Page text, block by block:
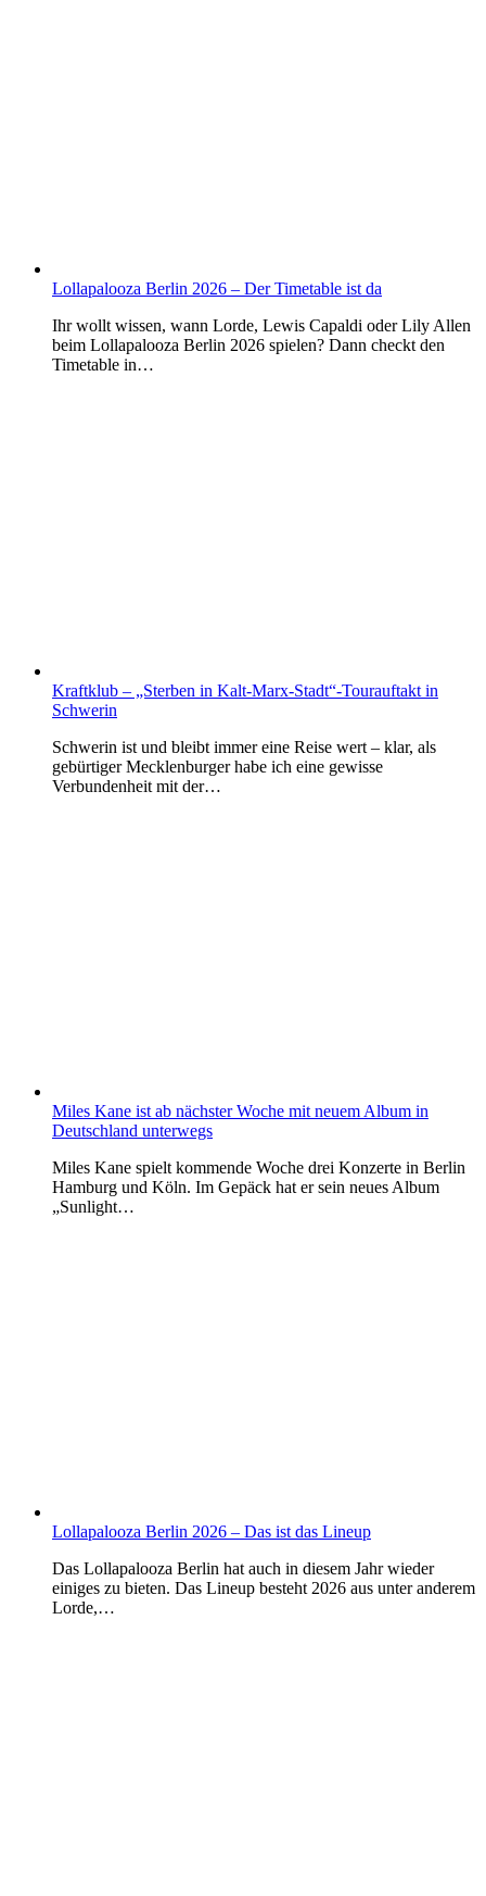
Lollapalooza Berlin 2026 – Der Timetable ist da
Ihr wollt wissen, wann Lorde, Lewis Capaldi oder Lily Allen
beim Lollapalooza Berlin 2026 spielen? Dann checkt den
Timetable in…
Kraftklub – „Sterben in Kalt-Marx-Stadt“-Tourauftakt in
Schwerin
Schwerin ist und bleibt immer eine Reise wert – klar, als
gebürtiger Mecklenburger habe ich eine gewisse
Verbundenheit mit der…
Miles Kane ist ab nächster Woche mit neuem Album in
Deutschland unterwegs
Miles Kane spielt kommende Woche drei Konzerte in Berlin
Hamburg und Köln. Im Gepäck hat er sein neues Album
„Sunlight…
Lollapalooza Berlin 2026 – Das ist das Lineup
Das Lollapalooza Berlin hat auch in diesem Jahr wieder
einiges zu bieten. Das Lineup besteht 2026 aus unter anderem
Lorde,…